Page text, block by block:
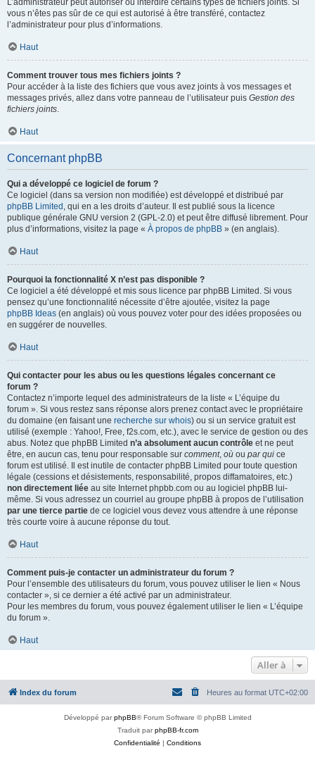
L’administrateur peut autoriser ou interdire certains types de fichiers joints. Si
vous n’êtes pas sûr de ce qui est autorisé à être transféré, contactez
l’administrateur pour plus d’informations.
Haut
Comment trouver tous mes fichiers joints ?
Pour accéder à la liste des fichiers que vous avez joints à vos messages et
messages privés, allez dans votre panneau de l’utilisateur puis Gestion des
fichiers joints.
Haut
Concernant phpBB
Qui a développé ce logiciel de forum ?
Ce logiciel (dans sa version non modifiée) est développé et distribué par
phpBB Limited , qui en a les droits d’auteur. Il est publié sous la licence
publique générale GNU version 2 (GPL-2.0) et peut être diffusé librement. Pour
plus d’informations, visitez la page « À propos de phpBB » (en anglais).
Haut
Pourquoi la fonctionnalité X n’est pas disponible ?
Ce logiciel a été développé et mis sous licence par phpBB Limited. Si vous
pensez qu’une fonctionnalité nécessite d’être ajoutée, visitez la page
phpBB Ideas (en anglais) où vous pouvez voter pour des idées proposées ou
en suggérer de nouvelles.
Haut
Qui contacter pour les abus ou les questions légales concernant ce
forum ?
Contactez n’importe lequel des administrateurs de la liste « L’équipe du
forum ». Si vous restez sans réponse alors prenez contact avec le propriétaire
du domaine (en faisant une recherche sur whois) ou si un service gratuit est
utilisé (exemple : Yahoo!, Free, f2s.com, etc.), avec le service de gestion ou des
abus. Notez que phpBB Limited n’a absolument aucun contrôle et ne peut
être, en aucun cas, tenu pour responsable sur comment, où ou par qui ce
forum est utilisé. Il est inutile de contacter phpBB Limited pour toute question
légale (cessions et désistements, responsabilité, propos diffamatoires, etc.)
non directement liée au site Internet phpbb.com ou au logiciel phpBB lui-
même. Si vous adressez un courriel au groupe phpBB à propos de l’utilisation
par une tierce partie de ce logiciel vous devez vous attendre à une réponse
très courte voire à aucune réponse du tout.
Haut
Comment puis-je contacter un administrateur du forum ?
Pour l’ensemble des utilisateurs du forum, vous pouvez utiliser le lien « Nous
contacter », si ce dernier a été activé par un administrateur.
Pour les membres du forum, vous pouvez également utiliser le lien « L’équipe
du forum ».
Haut
Aller à
Index du forum Heures au format UTC+02:00
Développé parphpBB® Forum Software © phpBB Limited
Traduit parphpBB-fr.com
Confidentialité | Conditions